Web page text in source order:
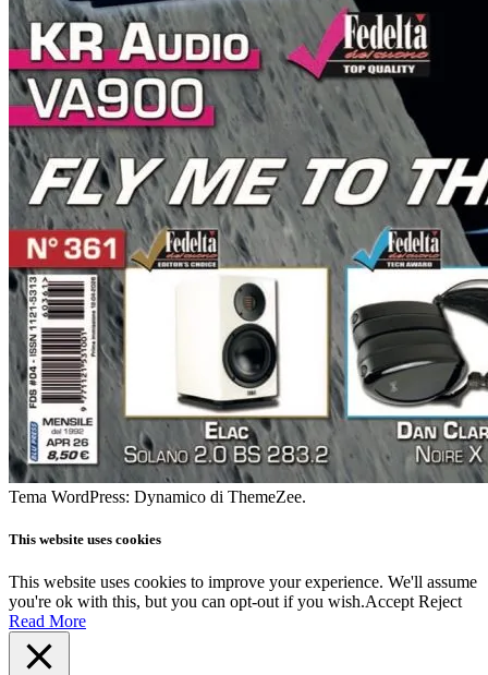
Tema WordPress: Dynamico di ThemeZee.
This website uses cookies
This website uses cookies to improve your experience. We'll assume
you're ok with this, but you can opt-out if you wish.Accept Reject
Read More